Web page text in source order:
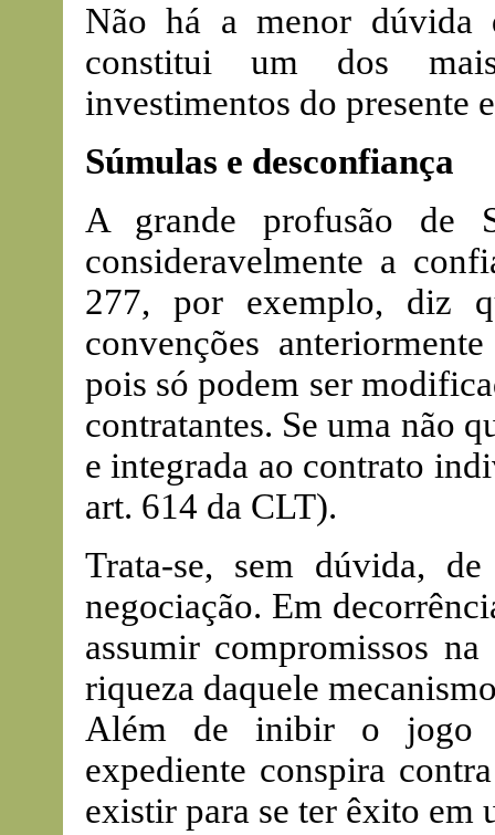
Não há a menor dúvida
constitui um dos
investimentos do presente
Súmulas e desconfiança
A grande profusão de
consideravelmente a
277, por exemplo, diz
convenções
pois só podem ser
contratantes. Se uma não
e integrada ao contrato
art. 614 da CLT).
Trata-se, sem dúvida,
negociação. Em
assumir compromissos
riqueza daquele
Além de inibir o jogo
expediente conspira
existir para se ter êxito em